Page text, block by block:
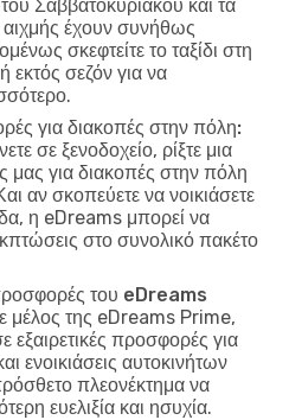
Σαββατοκύριακου και τα
αιχμής έχουν συνήθως
σκεφτείτε το ταξίδι στη
εκτός σεζόν για να
για διακοπές στην πόλη:
σε ξενοδοχείο, ρίξτε μια
μας για διακοπές στην πόλη
αν σκοπεύετε να νοικιάσετε
η eDreams μπορεί να
στο συνολικό πακέτο
προσφορές του eDreams
μέλος της eDreams Prime,
προσφορές για
ενοικιάσεις αυτοκινήτων
πλεονέκτημα να
ευελιξία και ησυχία.